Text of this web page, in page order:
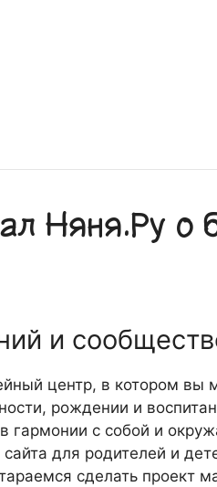
Няня.Ру о
и
центр, в котором
рождении и
гармонии с собой и
для родителей и
сделать проект